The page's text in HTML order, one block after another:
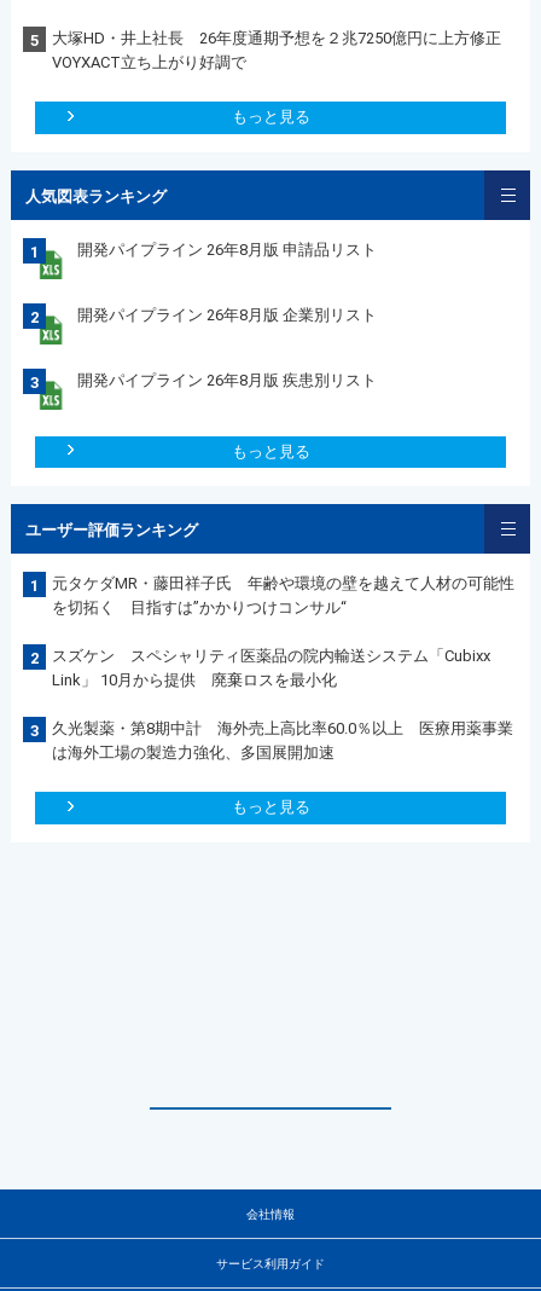
5
大塚HD・井上社長 26年度通期予想を２兆7250億円に上方修正
VOYXACT立ち上がり好調で
もっと見る
人気図表ランキング
1 開発パイプライン 26年8月版 申請品リスト
2 開発パイプライン 26年8月版 企業別リスト
3 開発パイプライン 26年8月版 疾患別リスト
もっと見る
ユーザー評価ランキング
1
元タケダMR・藤田祥子氏 年齢や環境の壁を越えて人材の可能性
を切拓く 目指すは”かかりつけコンサル“
2
スズケン スペシャリティ医薬品の院内輸送システム「Cubixx
Link」 10月から提供 廃棄ロスを最小化
3
久光製薬・第8期中計 海外売上高比率60.0％以上 医療用薬事業
は海外工場の製造力強化、多国展開加速
もっと見る
会社情報
サービス利用ガイド